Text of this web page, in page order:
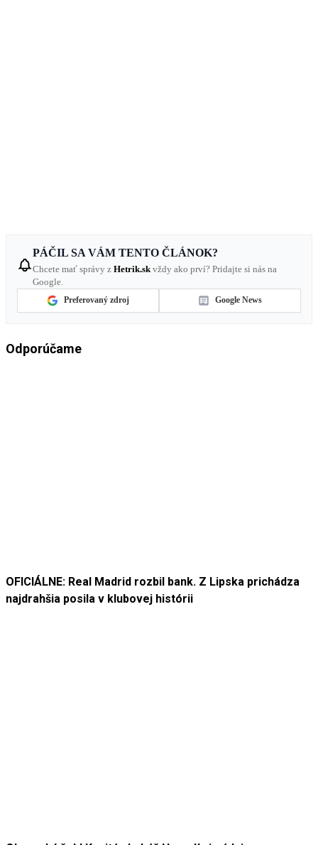
PÁČIL SA VÁM TENTO ČLÁNOK?
Chcete mať správy z Hetrik.sk vždy ako prví? Pridajte si nás na
Google.
Preferovaný zdroj Google News
Odporúčame
OFICIÁLNE: Real Madrid rozbil bank. Z Lipska prichádza
najdrahšia posila v klubovej histórii